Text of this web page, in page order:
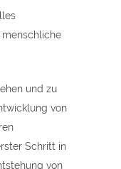
und zu
von
Schritt in
von